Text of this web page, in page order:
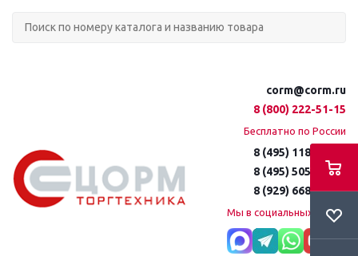
corm@corm.ru
8 (800) 222-51-15
Бесплатно по России
8 (495) 118-61-16
8 (495) 505-51-15
8 (929) 668-95-35
Мы в социальных сетях: